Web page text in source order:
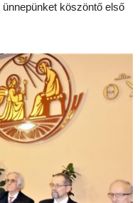
köszöntő első